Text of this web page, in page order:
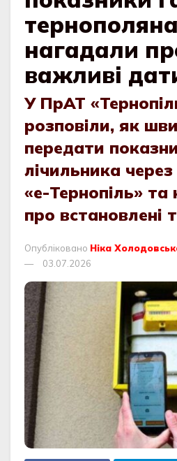
нагадали
важливі
У ПрАТ
розповіли, як
передати
лічильника
«е-Тернопіль» та
про встановлені
Опубліковано Ніка
03.07.2026